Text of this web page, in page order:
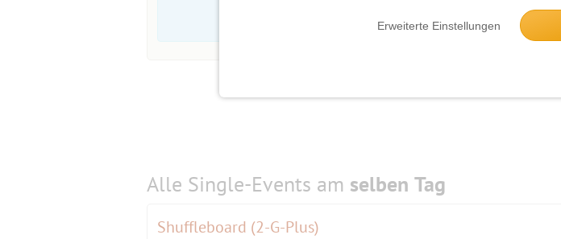
Erweiterte Einstellungen
Die Bildergalerien sind nur für
Alle Single-Events am selben Tag
Shuffleboard (2-G-Plus)